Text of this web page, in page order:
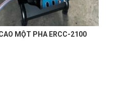
MÁY RỬA XE ÁP LỰC MỘT PHA ERCC-